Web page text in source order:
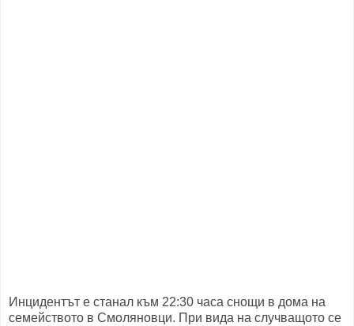
Инцидентът е станал към 22:30 часа снощи в дома на
семейството в Смоляновци. При вида на случващото се